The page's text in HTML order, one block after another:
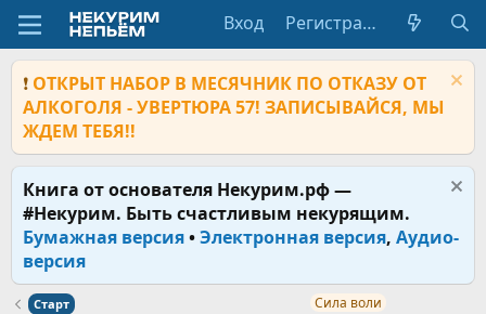
Вход Регистрация
❗ ОТКРЫТ НАБОР В МЕСЯЧНИК ПО ОТКАЗУ ОТ
АЛКОГОЛЯ - УВЕРТЮРА 57! ЗАПИСЫВАЙСЯ, МЫ
ЖДЕМ ТЕБЯ!!
Книга от основателя Некурим.рф —
#Некурим. Быть счастливым некурящим.
Бумажная версия•Электронная версия, Аудио-
версия
Старт Сила воли